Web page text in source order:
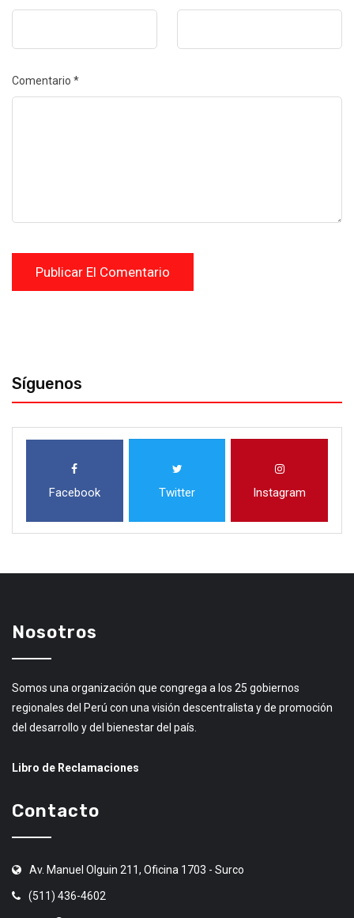
Comentario *
Síguenos
Facebook Twitter Instagram
Nosotros
Somos una organización que congrega a los 25 gobiernos
regionales del Perú con una visión descentralista y de promoción
del desarrollo y del bienestar del país.
Libro de Reclamaciones
Contacto
Av. Manuel Olguin 211, Oficina 1703 - Surco
(511) 436-4602